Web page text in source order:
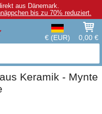
aus Dänemark.
bis zu 70% reduziert.
€ (EUR) 0,00 €
Keramik - Mynte